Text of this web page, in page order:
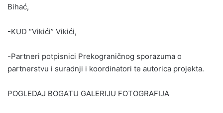
Bihać,
-KUD “Vikići” Vikići,
-Partneri potpisnici Prekograničnog sporazuma o
partnerstvu i suradnji i koordinatori te autorica projekta.
POGLEDAJ BOGATU GALERIJU FOTOGRAFIJA